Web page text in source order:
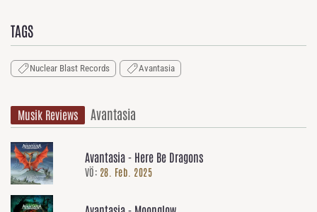
TAGS
Nuclear Blast Records Avantasia
Musik Reviews Avantasia
Avantasia - Here Be Dragons
VÖ: 28. Feb. 2025